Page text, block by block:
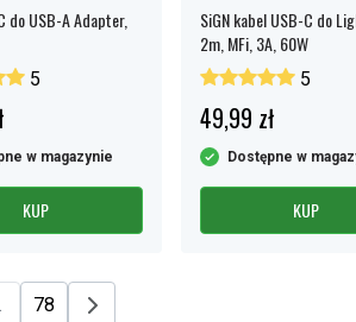
do USB-A Adapter,
5
w magazynie
KUP
SiGN kabel USB-C do
2m, MFi, 3A, 60W
5
49,99 zł
Dostępne w
KUP
78